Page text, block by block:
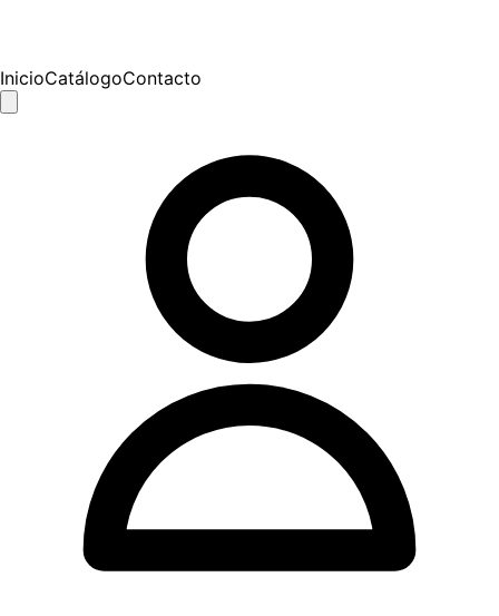
InicioCatálogoContacto